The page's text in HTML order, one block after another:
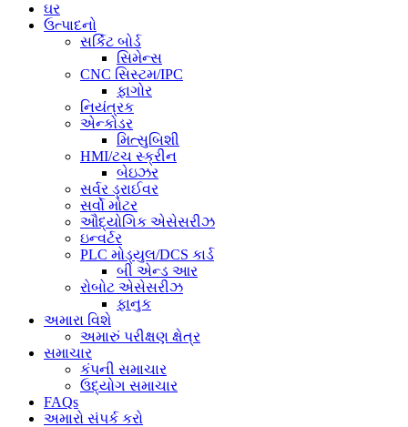
ઘર
ઉત્પાદનો
સર્કિટ બોર્ડ
સિમેન્સ
CNC સિસ્ટમ/IPC
ફાગોર
નિયંત્રક
એન્કોડર
મિત્સુબિશી
HMI/ટચ સ્ક્રીન
બેઇઝર
સર્વર ડ્રાઈવર
સર્વો મોટર
ઔદ્યોગિક એસેસરીઝ
ઇન્વર્ટર
PLC મોડ્યુલ/DCS કાર્ડ
બી એન્ડ આર
રોબોટ એસેસરીઝ
ફાનુક
અમારા વિશે
અમારું પરીક્ષણ ક્ષેત્ર
સમાચાર
કંપની સમાચાર
ઉદ્યોગ સમાચાર
FAQs
અમારો સંપર્ક કરો